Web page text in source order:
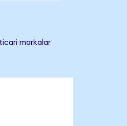
markalar